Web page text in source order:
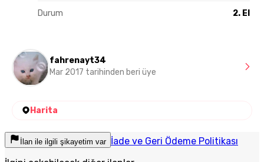
Durum 2. El
fahrenayt34
Mar 2017 tarihinden beri üye
Harita
İlan ile ilgili şikayetim var İade ve Geri Ödeme Politikası